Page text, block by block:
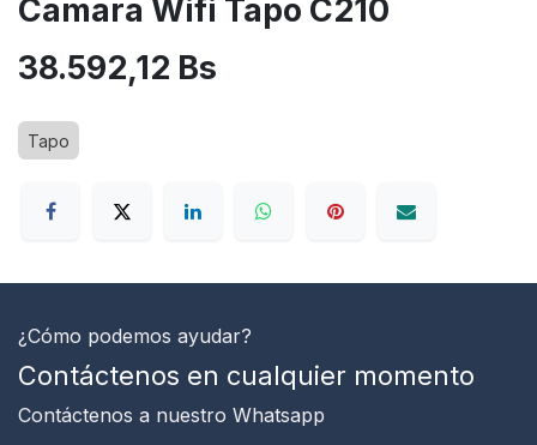
Camara Wifi Tapo C210
38.592,12 Bs
Tapo
¿Cómo podemos ayudar?
Contáctenos en cualquier momento
Contáctenos a nuestro Whatsapp